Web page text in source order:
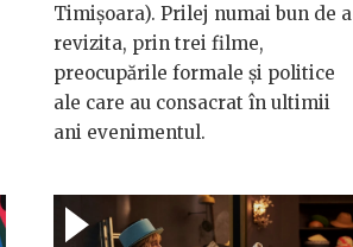
Timișoara). Prilej numai bun de a
revizita, prin trei filme,
preocupările formale și politice
ale care au consacrat în ultimii
ani evenimentul.